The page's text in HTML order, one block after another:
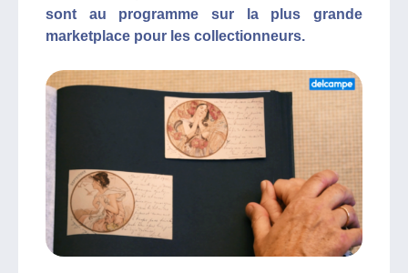
sont au programme sur la plus grande
marketplace pour les collectionneurs.